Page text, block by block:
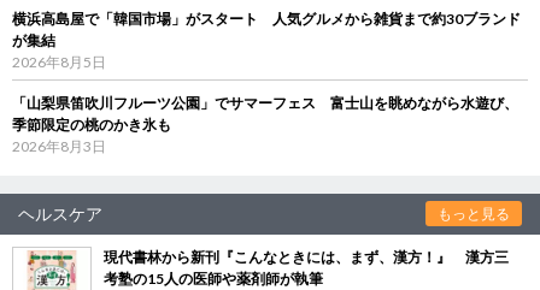
横浜高島屋で「韓国市場」がスタート 人気グルメから雑貨まで約30ブランド
が集結
2026年8月5日
「山梨県笛吹川フルーツ公園」でサマーフェス 富士山を眺めながら水遊び、
季節限定の桃のかき氷も
2026年8月3日
ヘルスケア もっと見る
現代書林から新刊『こんなときには、まず、漢方！』 漢方三
考塾の15人の医師や薬剤師が執筆